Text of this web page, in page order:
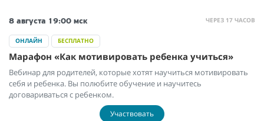
ЧЕРЕЗ 17 ЧАСОВ
8 августа 19:00 мск
ОНЛАЙН БЕСПЛАТНО
Марафон «Как мотивировать ребенка учиться»
Вебинар для родителей, которые хотят научиться мотивировать
себя и ребенка. Вы полюбите обучение и научитесь
договариваться с ребенком.
Участвовать